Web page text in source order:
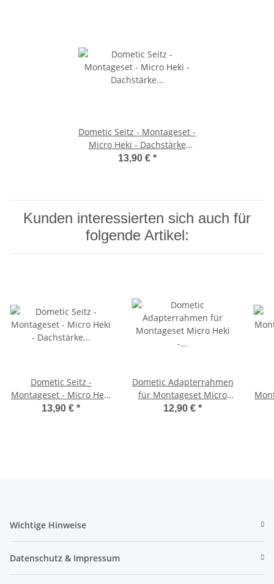
Dometic Seitz - Montageset -
Micro Heki - Dachstärke
42mm und 60mm
13,90 € *
Kunden interessierten sich auch für
folgende Artikel:
Dometic Seitz -
Montageset - Micro Heki
- Dachstärke 42mm und
13,90 € *
Dometic Adapterrahmen
für Montageset Micro
Heki - Dachstärke 43 - 60
12,90 € *
Wichtige Hinweise
Datenschutz & Impressum